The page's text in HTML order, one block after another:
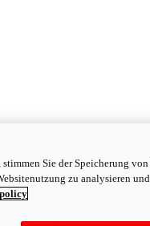
Sie der Speicherung
zu analysieren